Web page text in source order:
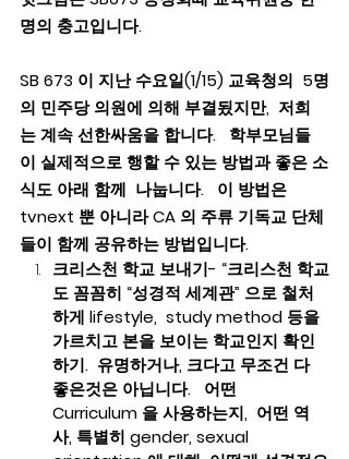
명의 충고입니다.
SB 673 이 지난 수요일(1/15) 교육청의  5명
의 민주당 의원에 의해 부결됬지만,  저희
는 계속 선한싸움을 합니다.   학부모님들
이 실제적으로 행할 수 있는 방법과 좋은 소
식도 아래 함께  나눕니다.   이 방법은
tvnext 뿐 아니라 CA 의 주류 기독교 단체
들이 함께 공유하는 방법입니다.
크리스천 학교 보내기- “크리스천 학교
도 꼼꼼히 “성경적 세계관” 으로 철처
하게 lifestyle,  study method 등을
가르치고 본을 보이는 학교인지 확인
하기.  유명하거나, 크다고 무조건 다
좋은것은 아닙니다.   어떤
Curriculum 을 사용하는지,  어떤 역
사, 특별히 gender, sexual